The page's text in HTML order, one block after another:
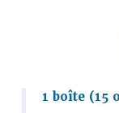
1 boîte (15